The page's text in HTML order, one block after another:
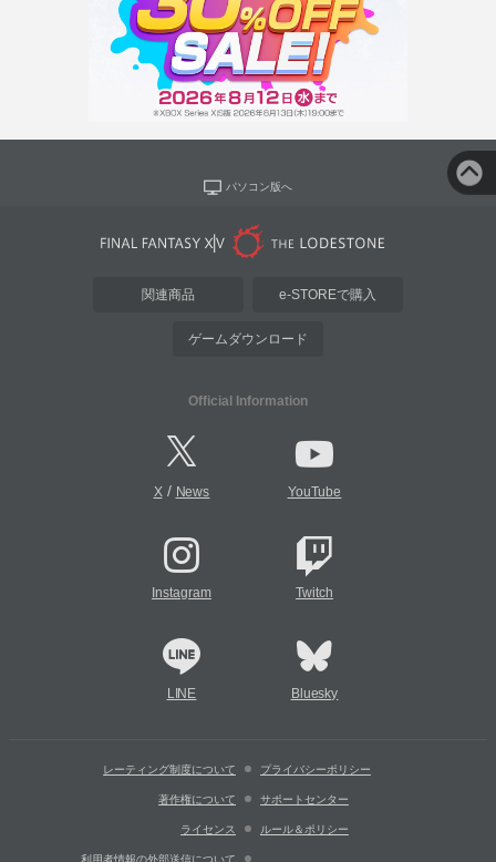
パソコン版へ
関連商品 e-STOREで購入
ゲームダウンロード
Official Information
X/ News YouTube
Instagram Twitch
LINE Bluesky
レーティング制度について プライバシーポリシー
著作権について サポートセンター
ライセンス ルール＆ポリシー